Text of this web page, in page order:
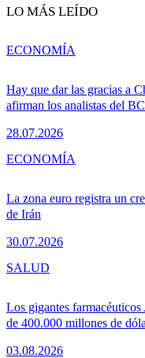
LO MÁS LEÍDO
Hay que dar las gracias a
afirman los analistas del
28.07.2026
ECONOMÍA
La zona euro registra un
de Irán
30.07.2026
ECONOMÍA
Los gigantes
de 400.000 millones de
03.08.2026
SALUD